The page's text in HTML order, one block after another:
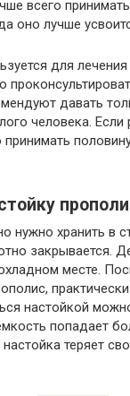
всего
оно лучше
для
давать
человека. Если
принимать
нужно хранить в
закрывается.
месте.
настойкой
попадает
теряет